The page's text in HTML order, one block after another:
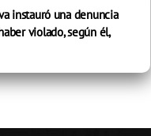
instauró una denuncia
violado, según él,